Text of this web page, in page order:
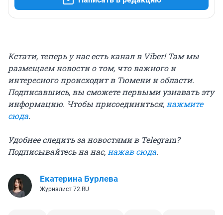
Кстати, теперь у нас есть канал в Viber! Там мы
размещаем новости о том, что важного и
интересного происходит в Тюмени и области.
Подписавшись, вы сможете первыми узнавать эту
информацию. Чтобы присоединиться,нажмите
сюда.
Удобнее следить за новостями в Telegram?
Подписывайтесь на нас,нажав сюда.
Екатерина Бурлева
Журналист 72.RU